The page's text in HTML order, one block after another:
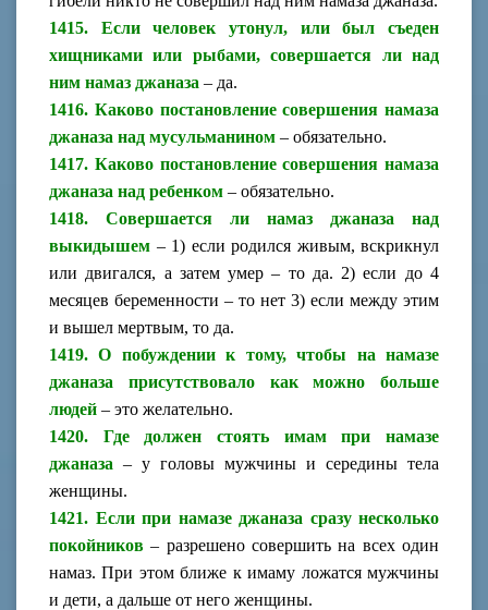
1415. Если человек утонул, или был съеден
хищниками или рыбами, совершается ли над
ним намаз джаназа – да.
1416. Каково постановление совершения намаза
джаназа над мусульманином – обязательно.
1417. Каково постановление совершения намаза
джаназа над ребенком – обязательно.
1418. Совершается ли намаз джаназа над
выкидышем – 1) если родился живым, вскрикнул
или двигался, а затем умер – то да. 2) если до 4
месяцев беременности – то нет 3) если между этим
и вышел мертвым, то да.
1419. О побуждении к тому, чтобы на намазе
джаназа присутствовало как можно больше
людей – это желательно.
1420. Где должен стоять имам при намазе
джаназа – у головы мужчины и середины тела
женщины.
1421. Если при намазе джаназа сразу несколько
покойников – разрешено совершить на всех один
намаз. При этом ближе к имаму ложатся мужчины
и дети, а дальше от него женщины.